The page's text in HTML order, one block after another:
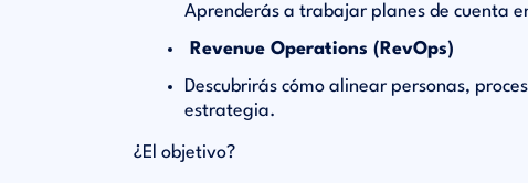
Aprenderás a trabajar planes de cuenta
Revenue Operations (RevOps)
Descubrirás cómo alinear personas,
estrategia.
¿El objetivo?